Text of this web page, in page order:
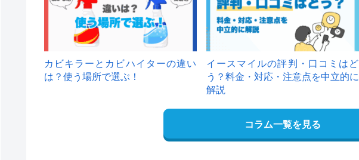
カビキラーとカビハイターの違い
は？使う場所で選ぶ！
イースマイルの評判・口コミはど
う？料金・対応・注意点を中立的に
解説
コラム一覧を見る